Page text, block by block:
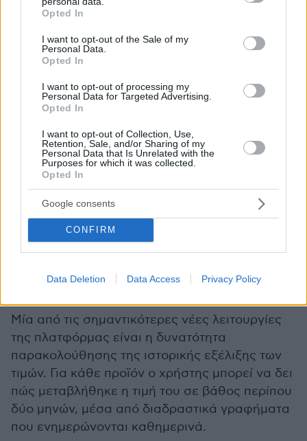
grant or deny consent to Google and its third-party tags to
use your data for below specified purposes in below Google
consent section.
Opted In
I want to opt-out of the Sale of my
Personal Data.
Opted In
I want to opt-out of processing my
Personal Data for Targeted Advertising.
Opted In
I want to opt-out of Collection, Use,
Retention, Sale, and/or Sharing of my
Personal Data that Is Unrelated with the
Purposes for which it was collected.
Opted In
Google consents
CONFIRM
Data Deletion Data Access Privacy Policy
ένα μόνο κλικ το προϊόν μπορεί να προστεθεί
σε λίστα αγορών για μεταγενέστερη σύγκριση
του συνολικού κόστους ενός καλαθιού μεταξύ
διαφορετικών αλυσίδων.
Μία από τις σημαντικότερες νέες λειτουργίες
της πλατφόρμας είναι η δυνατότητα
παρακολούθησης της ιστορικής εξέλιξης των
τιμών. Για κάθε προϊόν ο χρήστης μπορεί να δει
πώς μεταβλήθηκε η τιμή του σε βάθος περίπου
δύο μηνών, μέσα από διαδραστικά γραφήματα
που ενημερώνονται καθημερινά.